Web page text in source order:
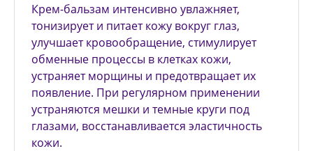
Крем-бальзам интенсивно увлажняет,
тонизирует и питает кожу вокруг глаз,
улучшает кровообращение, стимулирует
обменные процессы в клетках кожи,
устраняет морщины и предотвращает их
появление. При регулярном применении
устраняются мешки и темные круги под
глазами, восстанавливается эластичность
кожи.